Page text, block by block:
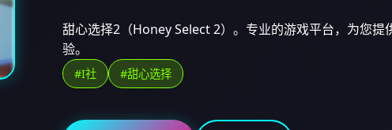
甜心选择2（Honey Select 2）。专业的游戏平台，为您提
验。
#I社 #甜心选择